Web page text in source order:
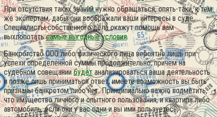
При отсутствия таких знаний нужно обращаться, опять-таки, к тем
же экспертам, дабы они воображали ваши интересы в суде.
Специалисты собственного дела окажут помощь вам
выхлопотатьсамые выгодные условия.
Банкротство ООО либо физического лица вероятно лишь при
успехи определенной суммы продолжительно, причем на
судебном совещаниибудетанализироваться ваша деятельность
и позже лишь приниматься ответ, имеете возможность вы быть
признаны банкротом либо нет. Принципиально важно подметить,
что имущество личного и опытного пользования, и квартира либо
автомобиль, если они у вас одни и вы ими пользуетесь,